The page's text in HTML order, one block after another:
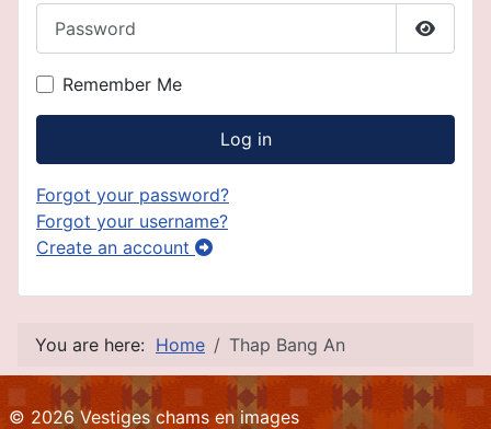
Show
Remember Me
Log in
Forgot your password?
Forgot your username?
Create an account
You are here: Home Thap Bang An
© 2026 Vestiges chams en images